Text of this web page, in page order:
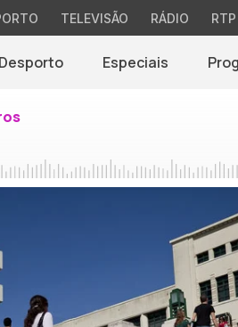
TELEVISÃO RÁDIO
Desporto Especiais